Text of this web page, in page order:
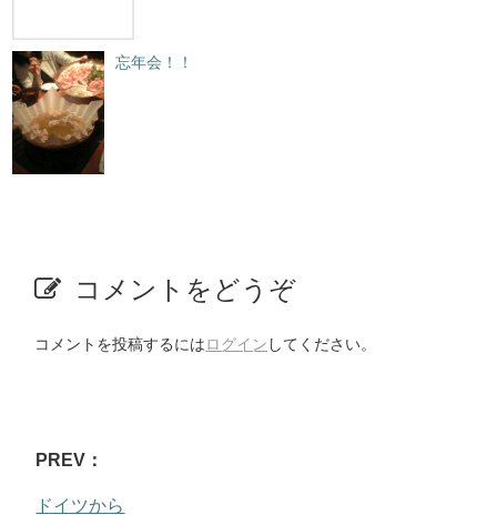
忘年会！！
コメントをどうぞ
コメントを投稿するにはログイン してください。
PREV：
ドイツから